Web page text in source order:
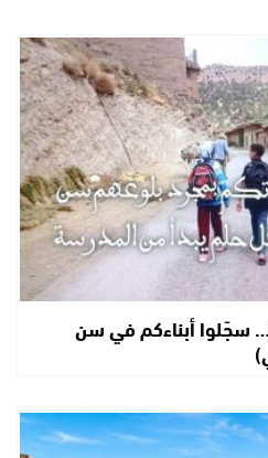
سجّلوا أبناءكم في سن